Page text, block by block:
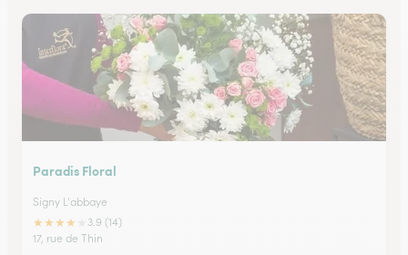
Paradis Floral
Signy L'abbaye
★★★★
3.9 (14)
17, rue de Thin